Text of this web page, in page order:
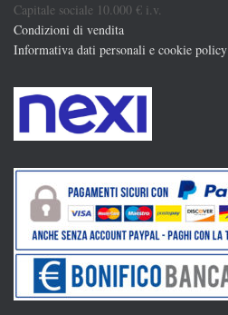
Capitale sociale 10.000 € i.v.
Condizioni di vendita
Informativa dati personali e cookie policy